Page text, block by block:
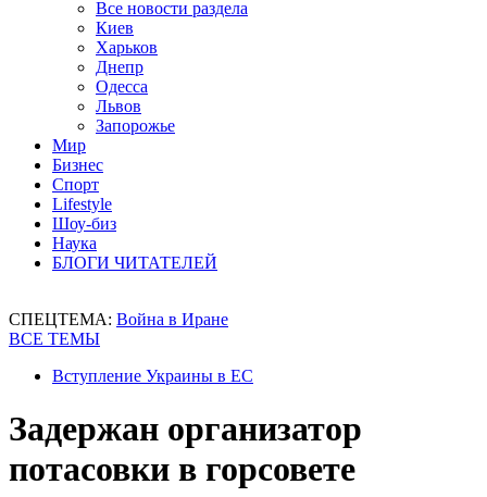
Все новости раздела
Киев
Харьков
Днепр
Одесса
Львов
Запорожье
Мир
Бизнес
Спорт
Lifestyle
Шоу-биз
Наука
БЛОГИ ЧИТАТЕЛЕЙ
СПЕЦТЕМА: Война в Иране
ВСЕ ТЕМЫ
Вступление Украины в ЕС
Задержан организатор
потасовки в горсовете